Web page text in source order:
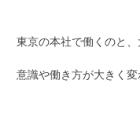
東京の本社で働くのと、
意識や働き方が大きく変